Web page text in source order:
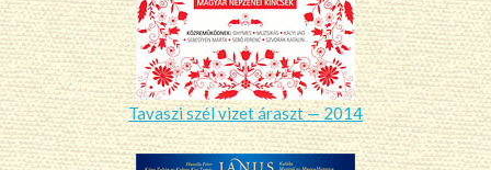
Tavaszi szél vizet áraszt — 2014